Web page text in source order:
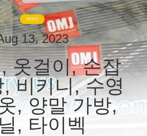
NEWS
13, 2023
옷걸이, 손잡
비키니, 수영
, 양말 가방,
, 타이벡